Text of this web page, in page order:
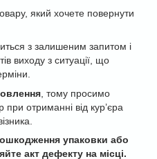
який хочете повернути
з залишеним запитом і
виходу з ситуації, що
, тому просимо
при отриманні від кур’єра
упаковки або
акт дефекту на місці.